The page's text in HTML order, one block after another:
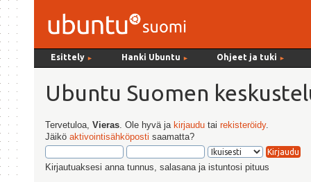
Esittely ► Hanki Ubuntu ► Ohjeet ja tuki ►
Ubuntu Suomen
Tervetuloa,Vieras . Ole hyvä ja kirjaudu tairekisteröidy.
Jäiköaktivointisähköposti saamatta?
Kirjautuaksesi anna tunnus, salasana ja istuntosi pituus